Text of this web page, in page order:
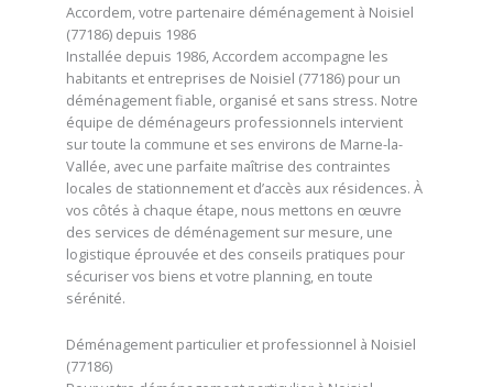
Accordem, votre partenaire déménagement à Noisiel
(77186) depuis 1986
Installée depuis 1986, Accordem accompagne les
habitants et entreprises de Noisiel (77186) pour un
déménagement fiable, organisé et sans stress. Notre
équipe de déménageurs professionnels intervient
sur toute la commune et ses environs de Marne-la-
Vallée, avec une parfaite maîtrise des contraintes
locales de stationnement et d’accès aux résidences. À
vos côtés à chaque étape, nous mettons en œuvre
des services de déménagement sur mesure, une
logistique éprouvée et des conseils pratiques pour
sécuriser vos biens et votre planning, en toute
sérénité.
Déménagement particulier et professionnel à Noisiel
(77186)